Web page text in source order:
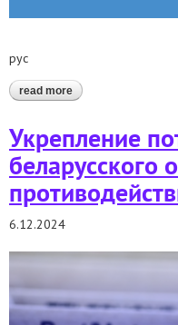
рус
read more about
дискриминации в
Укрепление
беларусского
6.12.2024